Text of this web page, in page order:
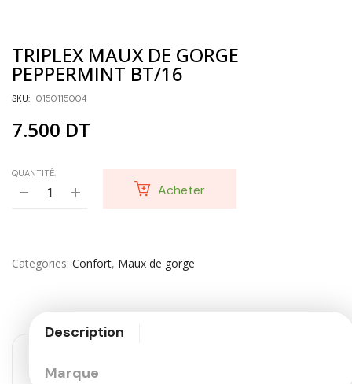
TRIPLEX MAUX DE GORGE
PEPPERMINT BT/16
SKU: 0150115004
7.500 DT
QUANTITÉ:
Acheter
Categories Confort, Maux de gorge
Description
Marque